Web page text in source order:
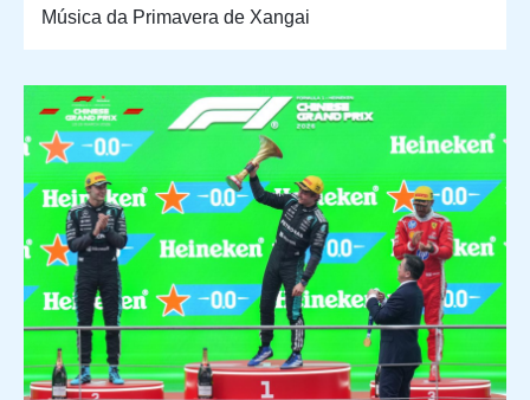
Música da Primavera de Xangai